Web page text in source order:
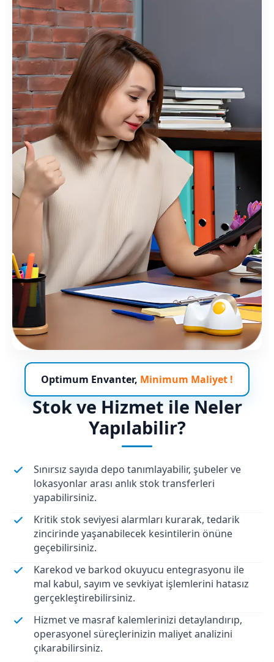
Optimum Envanter, Minimum Maliyet !
Stok ve Hizmet ile Neler
Yapılabilir?
Sınırsız sayıda depo tanımlayabilir, şubeler ve
lokasyonlar arası anlık stok transferleri
yapabilirsiniz.
Kritik stok seviyesi alarmları kurarak, tedarik
zincirinde yaşanabilecek kesintilerin önüne
geçebilirsiniz.
Karekod ve barkod okuyucu entegrasyonu ile
mal kabul, sayım ve sevkiyat işlemlerini hatasız
gerçekleştirebilirsiniz.
Hizmet ve masraf kalemlerinizi detaylandırıp,
operasyonel süreçlerinizin maliyet analizini
çıkarabilirsiniz.